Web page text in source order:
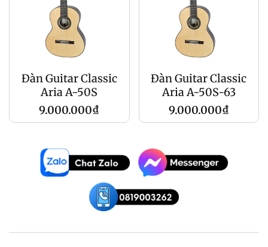
Đàn Guitar Classic
Aria A-50S
Giá
9.000.000₫
Đàn Guitar Classic
Aria A-50S-63
Giá
9.000.000₫